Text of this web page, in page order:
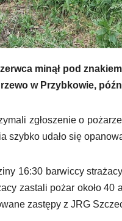
minął pod
w Przybkowie,
zgłoszenie o
szybko udało się
16:30 barwiccy
zastali pożar około
zastępy z JRG